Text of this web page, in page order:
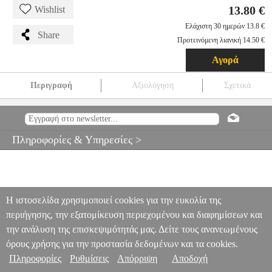
Wishlist
Share
13.80 €
Ελάχιστη 30 ημερών 13.8 €
Προτεινόμενη λιανική 14.50 €
Αγορά
Περιγραφή Αξιολόγηση Σχετικά
45W2 PER.257671 PER.257671
ΤΡΟΦΟΔΟΤΙΚΑ
ROUND LN-45W2
Πληροφορίες & Υπηρεσίες >
Η ιστοσελίδα χρησιμοποιεί cookies για την ευκολία της
περιήγησης, την εξατομίκευση περιεχομένου και διαφημίσεων και
την ανάλυση της επισκεψιμότητάς μας. Δείτε τους ανανεωμένους
όρους χρήσης για την προστασία δεδομένων και τα cookies.
Πληροφορίες
Ρυθμίσεις Απόρριψη Αποδοχή